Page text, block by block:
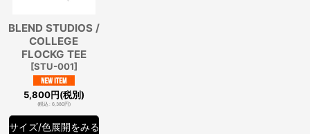
BLEND STUDIOS /
COLLEGE
FLOCKG TEE
[STU-001]
5,800円(税別)
(税込: 6,380円)
サイズ/色展開をみる